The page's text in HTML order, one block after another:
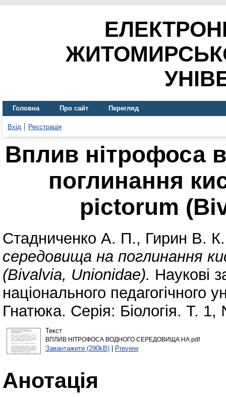
Головна Про сайт Перегляд
Вхід Реєстрація
Вплив нітрофоса
поглинання
pictorum
Стадниченко А. П., Гирин В. К.
середовища на поглинання
(Bivalvia, Unionidae). Наукові
національного педагогічного
Гнатюка. Серія: Біологія. Т.
Текст
ВПЛИВ НІТРОФОСА ВОДНОГО СЕРЕДОВИЩА НА.pdf
Завантажити (290kB)| Preview
Анотація